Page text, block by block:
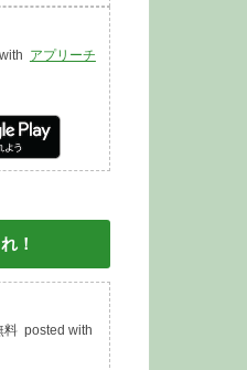
アプリーチ
！
料 posted with